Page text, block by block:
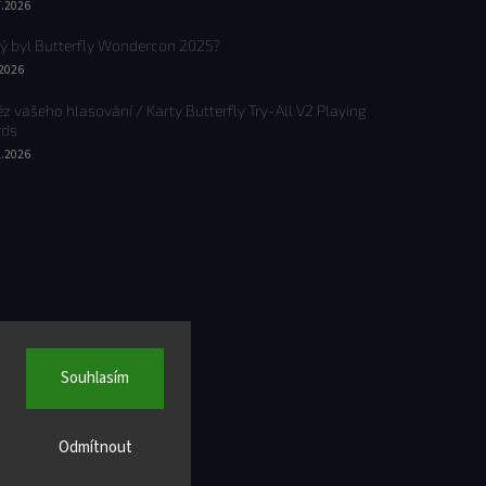
Odmítnout
Souhlasím
byl Butterfly Wondercon 2025?
vašeho hlasování / Karty Butterfly Try-All V2 Playing